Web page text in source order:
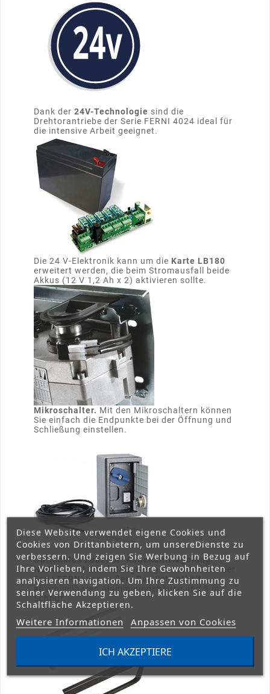
Dank der 24V-Technologie sind die
Drehtorantriebe der Serie FERNI 4024 ideal für
die intensive Arbeit geeignet.
Die 24 V-Elektronik kann um die Karte LB180
erweitert werden, die beim Stromausfall beide
Akkus (12 V 1,2 Ah x 2) aktivieren sollte.
Mikroschalter. Mit den Mikroschaltern können
Sie einfach die Endpunkte bei der Öffnung und
Schließung einstellen.
Optionales Zubehör: Außenentriegelung
H3000dient zur Entriegelung der Antrieben der
Serie FERNI von außen. Das Set enthält
abschließbares Aluminiumgehäuse und 5 m
Schnur.
Diese Website verwendet eigene Cookies und
Cookies von Drittanbietern, um unsereDienste zu
verbessern. Und zeigen Sie Werbung in Bezug auf
Ihre Vorlieben, indem Sie Ihre Gewohnheiten
analysieren navigation. Um Ihre Zustimmung zu
seiner Verwendung zu geben, klicken Sie auf die
Schaltfläche Akzeptieren.
Weitere Informationen Anpassen von Cookies
ICH AKZEPTIERE